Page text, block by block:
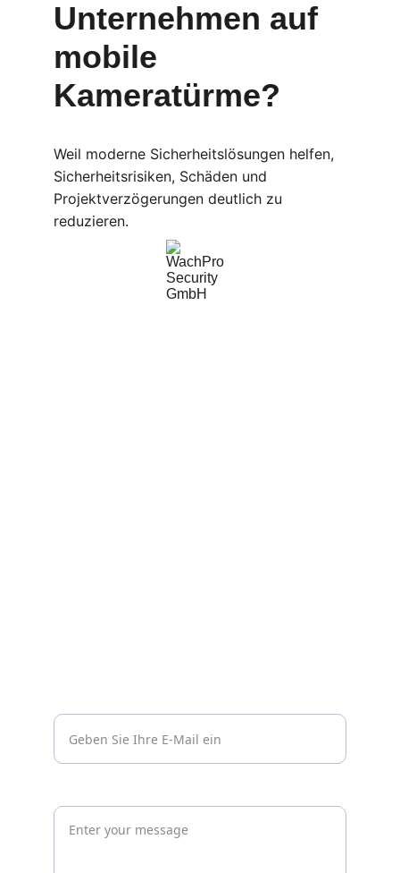
Unternehmen auf
mobile
Kameratürme?
Weil moderne Sicherheitslösungen helfen,
Sicherheitsrisiken, Schäden und
Projektverzögerungen deutlich zu
reduzieren.